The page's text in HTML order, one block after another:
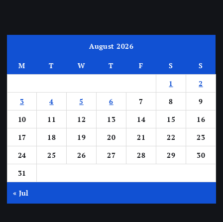
August 2026
M T W T F S
S
1
2
3
4 5 6 7 8
9
10
11 12 13 14 15
16
17
18 19 20 21 22
23
24
25 26 27 28 29
30
31
« Jul